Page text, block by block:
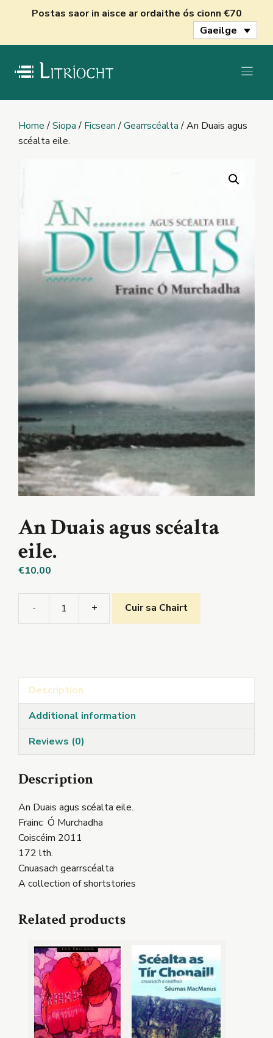
Postas saor in aisce ar ordaithe ós cionn €70
Gaeilge
Home/Siopa/ Ficsean/Gearrscéalta/ An Duais agus
scéalta eile.
An Duais agus scéalta
eile.
€10.00
- + Cuir sa Chairt
Description
Additional information
Reviews (0)
Description
An Duais agus scéalta eile.
Frainc Ó Murchadha
Coiscéim 2011
172 lth.
Cnuasach gearrscéalta
A collection of shortstories
Related products